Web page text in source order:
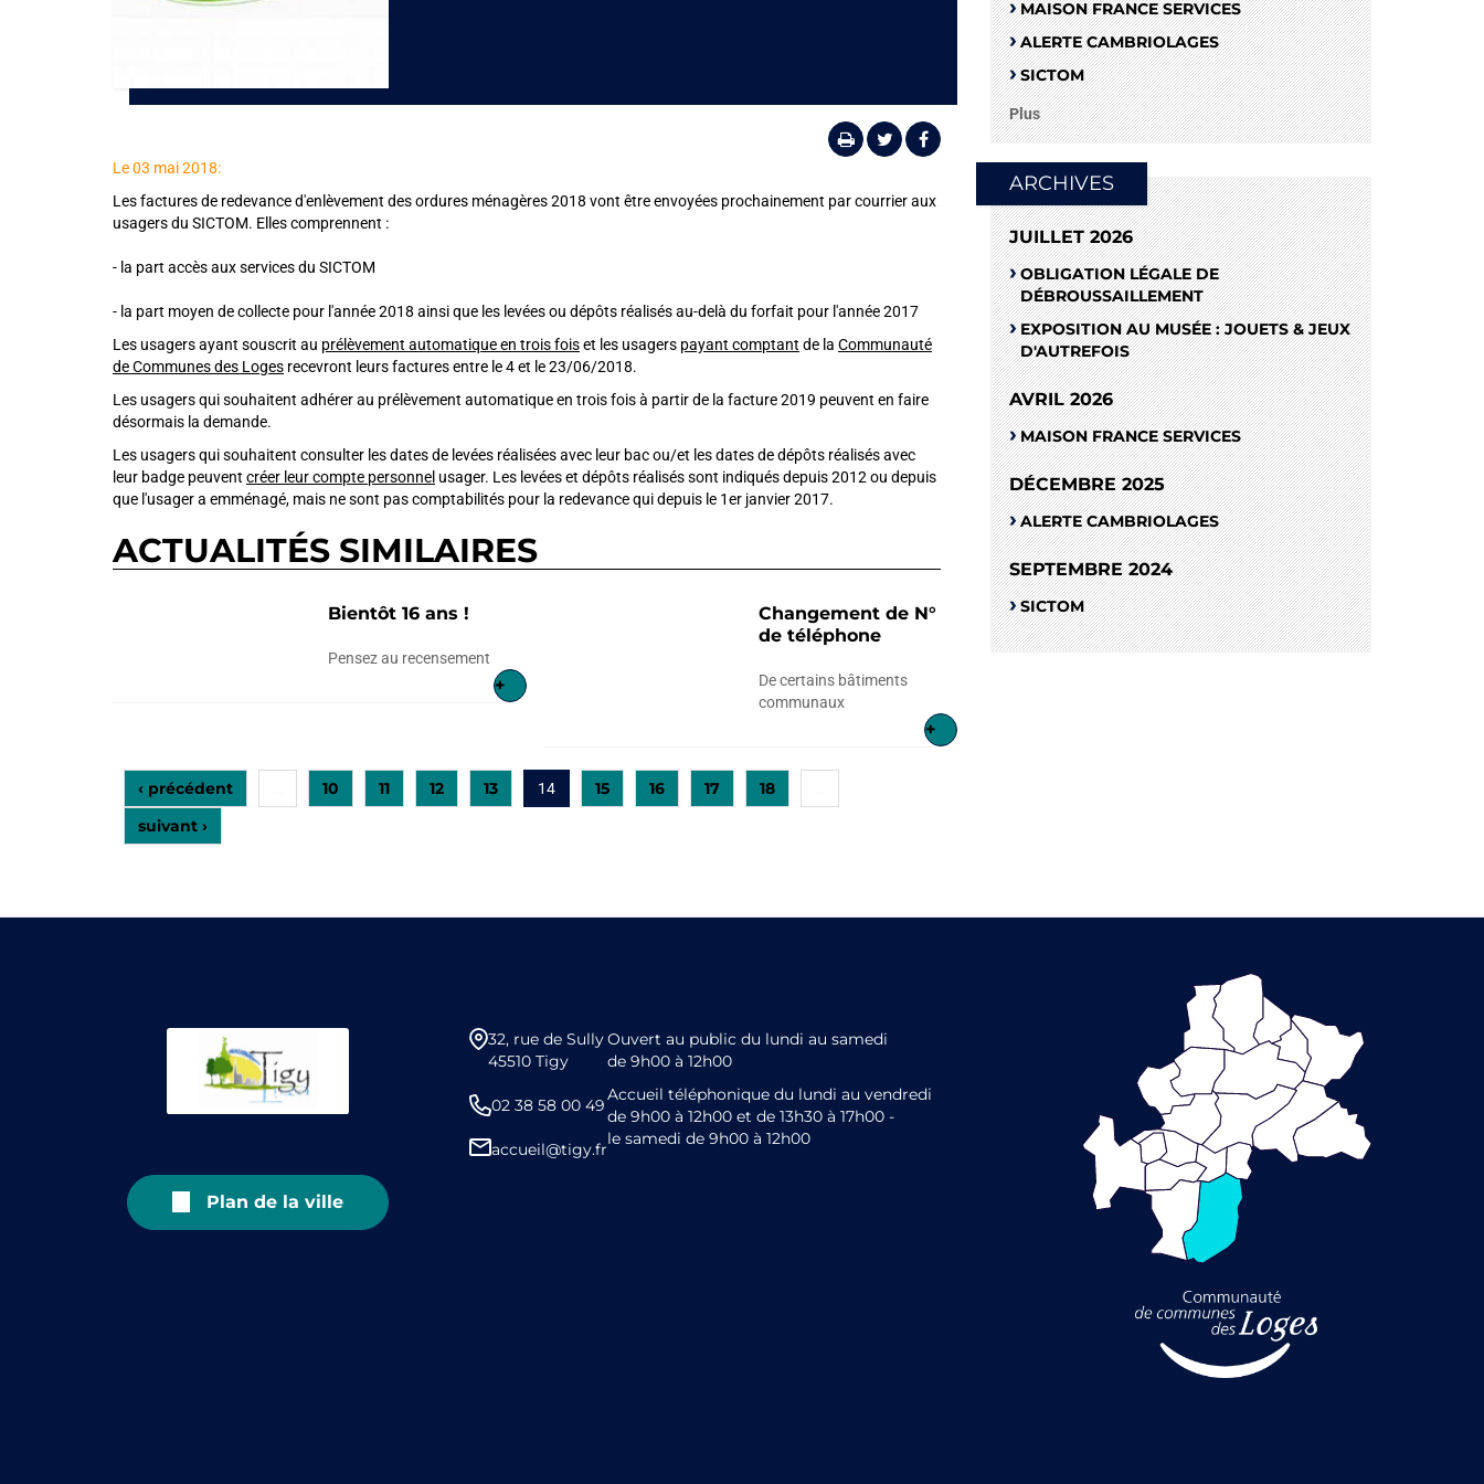
Le 03 mai 2018:
Les factures de redevance d'enlèvement des ordures ménagères 2018 vont être envoyées prochainement par courrier aux
usagers du SICTOM. Elles comprennent :
- la part accès aux services du SICTOM
​- la part moyen de collecte pour l'année 2018 ainsi que les levées ou dépôts réalisés au-delà du forfait pour l'année 2017
Les usagers ayant souscrit au prélèvement automatique en trois foiset les usagers payant comptant de la Communauté
de Communes des Loges recevront leurs factures entre le 4 et le 23/06/2018.
Les usagers qui souhaitent adhérer au prélèvement automatique en trois fois à partir de la facture 2019 peuvent en faire
désormais la demande.
Les usagers qui souhaitent consulter les dates de levées réalisées avec leur bac ou/et les dates de dépôts réalisés avec
leur badge peuvent créer leur compte personnel usager. Les levées et dépôts réalisés sont indiqués depuis 2012 ou depuis
que l'usager a emménagé, mais ne sont pas comptabilités pour la redevance qui depuis le 1er janvier 2017.
ACTUALITÉS SIMILAIRES
Bientôt 16 ans !
Pensez au recensement
+
Changement de N°
de téléphone
De certains bâtiments
communaux
+
‹ précédent 10 11 12 13 14 15 16 17 18
suivant ›
MAISON FRANCE SERVICES
ALERTE CAMBRIOLAGES
SICTOM
Plus
ARCHIVES
JUILLET 2026
OBLIGATION LÉGALE DE
DÉBROUSSAILLEMENT
EXPOSITION AU MUSÉE : JOUETS & JEUX
D'AUTREFOIS
AVRIL 2026
MAISON FRANCE SERVICES
DÉCEMBRE 2025
ALERTE CAMBRIOLAGES
SEPTEMBRE 2024
SICTOM
Plan de la ville
32, rue de Sully
45510 Tigy
02 38 58 00 49
accueil@tigy.fr
Ouvert au public du lundi au samedi
de 9h00 à 12h00
Accueil téléphonique du lundi au vendredi
de 9h00 à 12h00 et de 13h30 à 17h00 -
le samedi de 9h00 à 12h00